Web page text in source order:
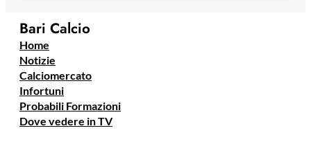
Bari Calcio
Home
Notizie
Calciomercato
Infortuni
Probabili Formazioni
Dove vedere in TV